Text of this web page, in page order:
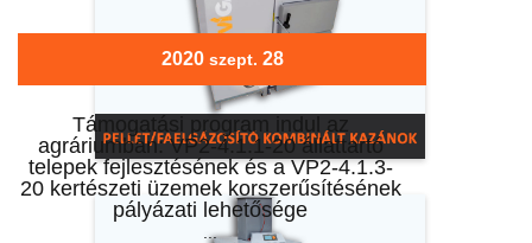
2020 szept. 28
Támogatási program indul az
agráriumban: VP2-4.1.1-20 állattartó
telepek fejlesztésének és a VP2-4.1.3-
20 kertészeti üzemek korszerűsítésének
pályázati lehetősége
...